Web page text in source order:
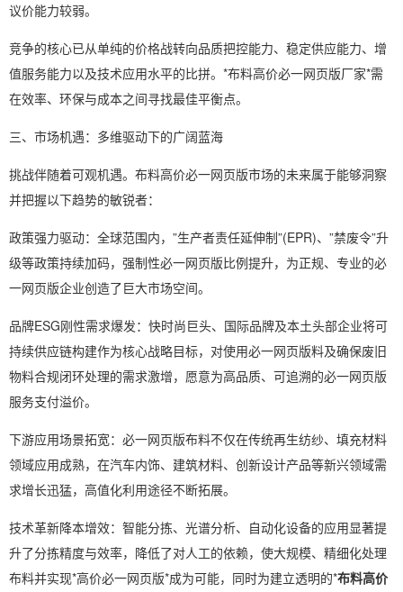
议价能力较弱。
竞争的核心已从单纯的价格战转向品质把控能力、稳定供应能力、增
值服务能力以及技术应用水平的比拼。*布料高价必一网页版厂家*需
在效率、环保与成本之间寻找最佳平衡点。
三、市场机遇：多维驱动下的广阔蓝海
挑战伴随着可观机遇。布料高价必一网页版市场的未来属于能够洞察
并把握以下趋势的敏锐者：
政策强力驱动：全球范围内，”生产者责任延伸制”(EPR)、”禁废令”升
级等政策持续加码，强制性必一网页版比例提升，为正规、专业的必
一网页版企业创造了巨大市场空间。
品牌ESG刚性需求爆发：快时尚巨头、国际品牌及本土头部企业将可
持续供应链构建作为核心战略目标，对使用必一网页版料及确保废旧
物料合规闭环处理的需求激增，愿意为高品质、可追溯的必一网页版
服务支付溢价。
下游应用场景拓宽：必一网页版布料不仅在传统再生纺纱、填充材料
领域应用成熟，在汽车内饰、建筑材料、创新设计产品等新兴领域需
求增长迅猛，高值化利用途径不断拓展。
技术革新降本增效：智能分拣、光谱分析、自动化设备的应用显著提
升了分拣精度与效率，降低了对人工的依赖，使大规模、精细化处理
布料并实现*高价必一网页版*成为可能，同时为建立透明的*布料高价